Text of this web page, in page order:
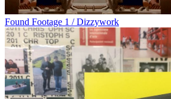
Found Footage 1 / Dizzywork